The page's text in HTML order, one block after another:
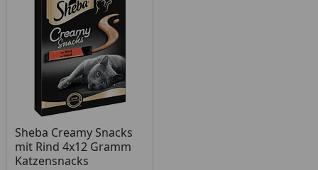
Sheba Creamy Snacks
mit Rind 4x12 Gramm
Katzensnacks
Produkt am Lager